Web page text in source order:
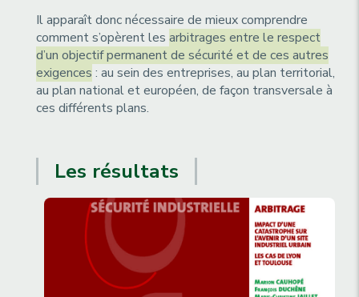
Il apparaît donc nécessaire de mieux comprendre
comment s’opèrent les arbitrages entre le respect
d’un objectif permanent de sécurité et de ces autres
exigences : au sein des entreprises, au plan territorial,
au plan national et européen, de façon transversale à
ces différents plans.
Les résultats